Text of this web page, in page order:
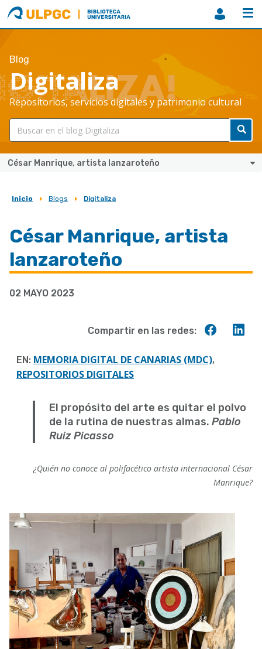
ULPGC
Biblioteca
ULPGC
Blog
Digitaliza
Repositorios, servicios digitales y patrimonio cultural
César Manrique, artista lanzaroteño
Sobrescribir
de
ayuda
la
Inicio Blogs Digitaliza
César Manrique, artista
lanzaroteño
02 MAYO 2023
Compartir en las redes:
EN: MEMORIA DIGITAL DE CANARIAS (MDC),
REPOSITORIOS DIGITALES
El propósito del arte es quitar el polvo
de la rutina de nuestras almas. Pablo
Ruiz Picasso
¿Quién no conoce al polifacético artista internacional César
Manrique?